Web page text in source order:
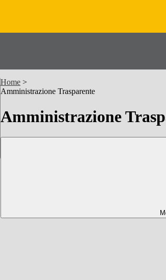
Home >
Amministrazione Trasparente
Amministrazione